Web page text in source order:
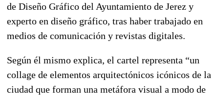
de Diseño Gráfico del Ayuntamiento de Jerez y
experto en diseño gráfico, tras haber trabajado en
medios de comunicación y revistas digitales.
Según él mismo explica, el cartel representa “un
collage de elementos arquitectónicos icónicos de la
ciudad que forman una metáfora visual a modo de